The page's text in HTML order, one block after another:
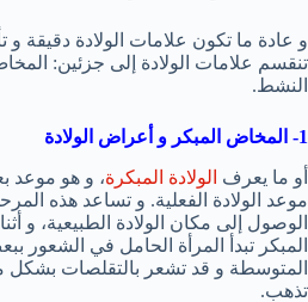
و عادة ما تكون علامات الولادة دقيقة
تنقسم علامات الولادة إلى جزئين:
النشط.
1- المخاض المبكر و أعراض الولادة
أو ما يعرف الولادة المبكرة، و هو موعد
موعد الولادة الفعلية. و تساعد هذه
الوصول إلى مكان الولادة الطبيعية، و
المبكر تبدأ المرأة الحامل في الشعور
المتوسطة و قد تشعر بالتقلصات بشكل
تذهب.